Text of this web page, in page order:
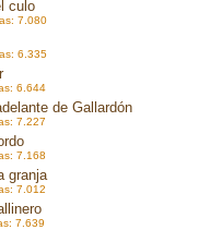
culo
7.080
6.335
6.644
de Gallardón
7.227
7.168
granja
7.012
7.639